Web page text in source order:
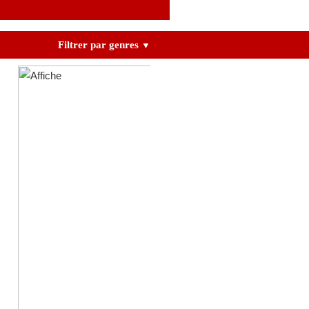
Filtrer par genres ▼